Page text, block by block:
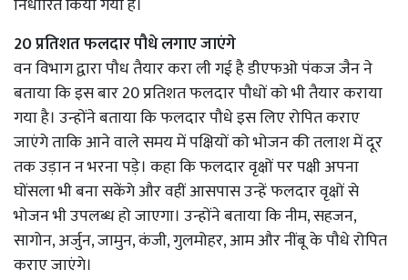
20 प्रतिशत फलदार पौधे लगाए जाएंगे
वन विभाग द्वारा पौध तैयार करा ली गई है डीएफओ पंकज जैन ने
बताया कि इस बार 20 प्रतिशत फलदार पौधों को भी तैयार कराया
गया है। उन्होंने बताया कि फलदार पौधे इस लिए रोपित कराए
जाएंगे ताकि आने वाले समय में पक्षियों को भोजन की तलाश में दूर
तक उड़ान न भरना पड़े। कहा कि फलदार वृक्षों पर पक्षी अपना
घोंसला भी बना सकेंगे और वहीं आसपास उन्हें फलदार वृक्षों से
भोजन भी उपलब्ध हो जाएगा। उन्होंने बताया कि नीम, सहजन,
सागोन, अर्जुन, जामुन, कंजी, गुलमोहर, आम और नींबू के पौधे रोपित
कराए जाएंगे।